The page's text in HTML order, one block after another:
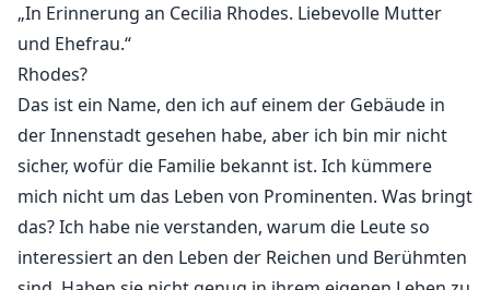
„In Erinnerung an Cecilia Rhodes. Liebevolle Mutter
und Ehefrau.“
Rhodes?
Das ist ein Name, den ich auf einem der Gebäude in
der Innenstadt gesehen habe, aber ich bin mir nicht
sicher, wofür die Familie bekannt ist. Ich kümmere
mich nicht um das Leben von Prominenten. Was bringt
das? Ich habe nie verstanden, warum die Leute so
interessiert an den Leben der Reichen und Berühmten